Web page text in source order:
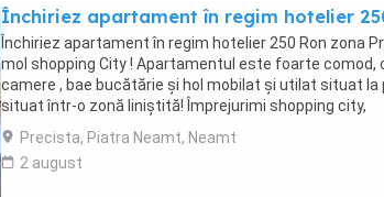
Închiriez apartament în regim hotelier
Închiriez apartament în regim hotelier 250 Ron zona
mol shopping City ! Apartamentul este foarte comod,
camere , bae bucătărie și hol mobilat și utilat situat la
situat într-o zonă liniștită! Împrejurimi shopping city,
supermarket,farmacie,școală,parc
Precista, Piatra Neamt, Neamt
2 august